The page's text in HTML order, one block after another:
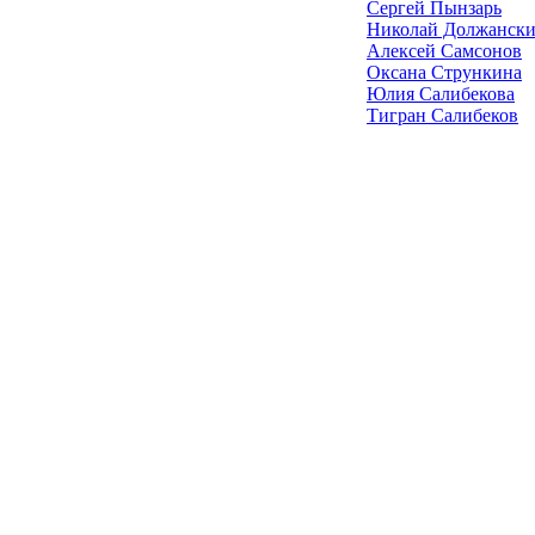
Сергей Пынзарь
Николай
Алексей Самсонов
Оксана Стрункина
Юлия Салибекова
Тигран Салибеков